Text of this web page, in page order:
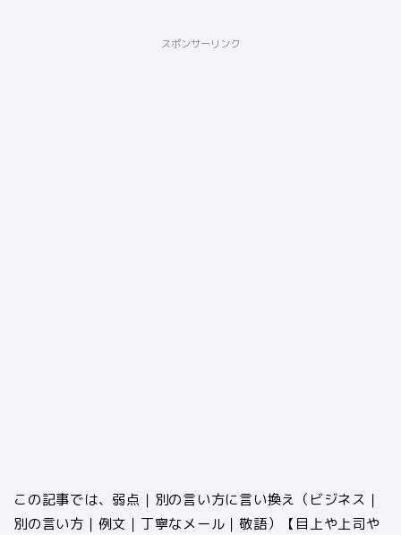
スポンサーリンク
この記事では、弱点｜別の言い方に言い換え（ビジネス｜
別の言い方｜例文｜丁寧なメール｜敬語）【目上や上司や